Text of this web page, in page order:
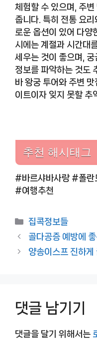
체험할 수 있으며, 주
줍니다. 특히 전통 요
로운 옵션이 있어 다양
시에는 계절과 시간대
세우는 것이 좋으며,
정보를 파악하는 것도
바 왕궁 투어와 주변
이트이자 잊지 못할 추
추천 해시태그
#바르샤바사랑 #폴란
#여행추천
카
테
리
집콕정보들
골다공증 예방에
양송이스프 진하게
댓글 남기기
댓글을 달기 위해서는